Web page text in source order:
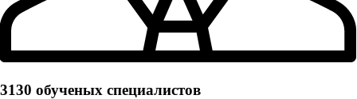
3130 обученых cпециалистов